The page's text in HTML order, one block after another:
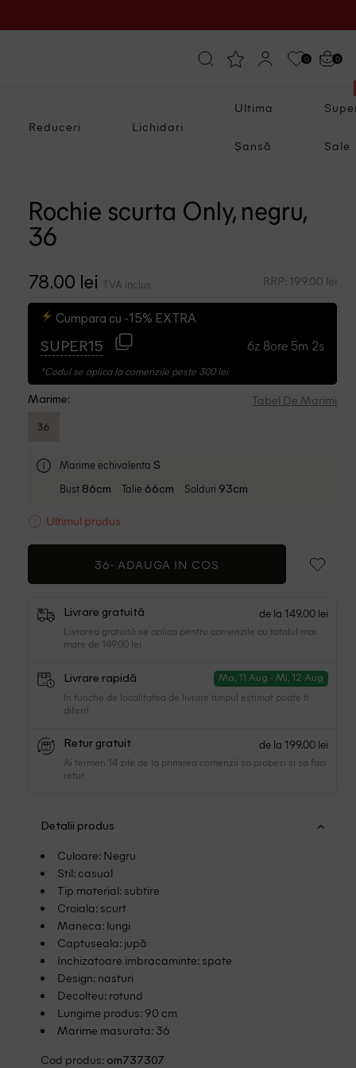
0 0
Reduceri Lichidari
Ultima
Șansă Sale
Rochie scurta Only, negru,
36
78.00 lei TVA inclus RRP: 199.00 lei
Cumpara cu -15% EXTRA
SUPER15 6z 8ore 5m 2s
*Codul se aplica la comenzile peste 300 lei
Marime: Tabel De Marimi
36
Marime echivalenta S
Bust 86cm Talie 66cm Solduri 93cm
Ultimul produs
36- ADAUGA IN COS
Livrare gratuită de la 149.00 lei
Livrarea gratuită se aplica pentru comenzile cu totalul mai
mare de 149.00 lei
Livrare rapidă Ma, 11 Aug - Mi, 12 Aug
In functie de localitatea de livrare timpul estimat poate fi
diferit.
Retur gratuit de la 199.00 lei
Ai termen 14 zile de la primirea comenzii sa probezi si sa faci
retur.
Detalii produs
Culoare: Negru
Stil: casual
Tip material: subtire
Croiala: scurt
Maneca: lungi
Captuseala: jupă
Inchizatoare imbracaminte: spate
Design: nasturi
Decolteu: rotund
Lungime produs: 90 cm
Marime masurata: 36
Cod produs: om737307